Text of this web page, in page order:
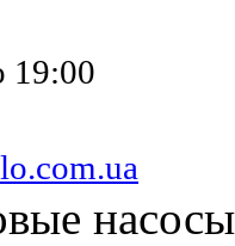
19:00